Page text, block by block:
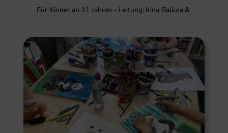
Für Kinder ab 11 Jahren – Leitung: Irina Baliura &